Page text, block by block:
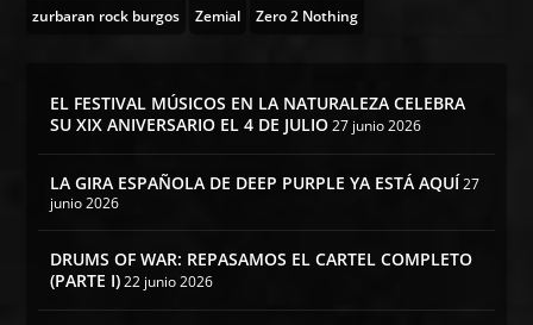
zurbaran rock burgos Zemial Zero 2 Nothing
EL FESTIVAL MÚSICOS EN LA NATURALEZA CELEBRA
SU XIX ANIVERSARIO EL 4 DE JULIO 27 junio 2026
LA GIRA ESPAÑOLA DE DEEP PURPLE YA ESTÁ AQUÍ27
junio 2026
DRUMS OF WAR: REPASAMOS EL CARTEL COMPLETO
(PARTE I) 22 junio 2026